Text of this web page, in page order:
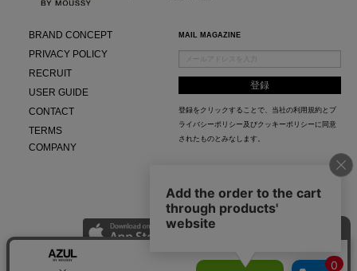
BRAND CONCEPT
PRIVACY POLICY
RECRUIT
USER GUIDE
CONTACT
TERMS
COMPANY
MAIL MAGAZINE
登録をクリックすることで、当社の利用規約と プ
ライバシーポリシー及びクッキーポリシー に同意
されたものとみなします。
AZUL APP